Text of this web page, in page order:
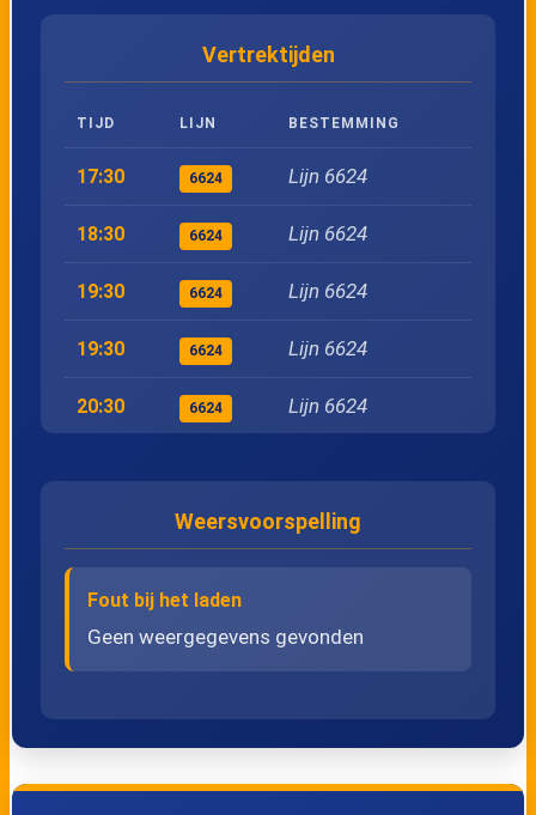
Vertrektijden
TIJD LIJN BESTEMMING
17:30 6624 Lijn 6624
18:30 6624 Lijn 6624
19:30 6624 Lijn 6624
19:30 6624 Lijn 6624
20:30 6624 Lijn 6624
6624 Lijn 6624
22:30 6624 Lijn 6624
Weersvoorspelling
Fout bij het laden
Geen weergegevens gevonden